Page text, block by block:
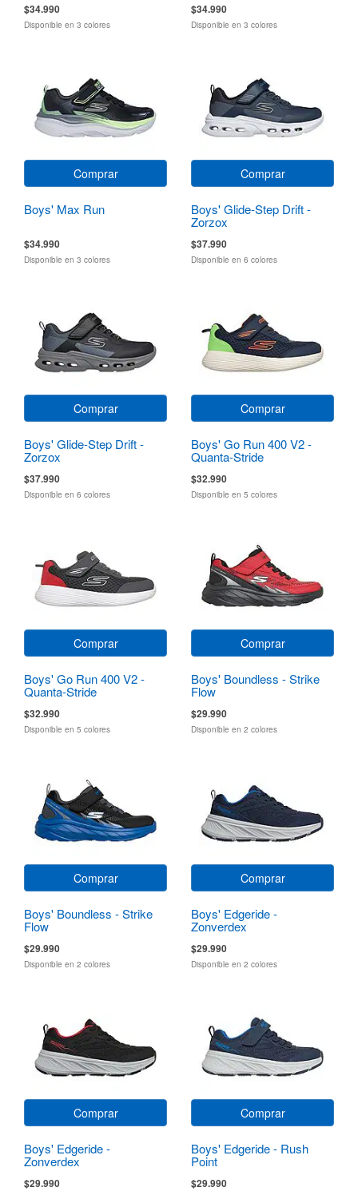
$34.990
Disponible en 3 colores
$34.990
Disponible en 3 colores
Comprar
Boys' Max Run
$34.990
Disponible en 3 colores
Comprar
Boys' Glide-Step Drift -
Zorzox
$37.990
Disponible en 6 colores
Comprar
Boys' Glide-Step Drift -
Zorzox
$37.990
Disponible en 6 colores
Comprar
Boys' Go Run 400 V2 -
Quanta-Stride
$32.990
Disponible en 5 colores
Comprar
Boys' Go Run 400 V2 -
Quanta-Stride
$32.990
Disponible en 5 colores
Comprar
Boys' Boundless - Strike
Flow
$29.990
Disponible en 2 colores
Comprar
Boys' Boundless - Strike
Flow
$29.990
Disponible en 2 colores
Comprar
Boys' Edgeride -
Zonverdex
$29.990
Disponible en 2 colores
Comprar
Boys' Edgeride -
Zonverdex
$29.990
Comprar
Boys' Edgeride - Rush
Point
$29.990